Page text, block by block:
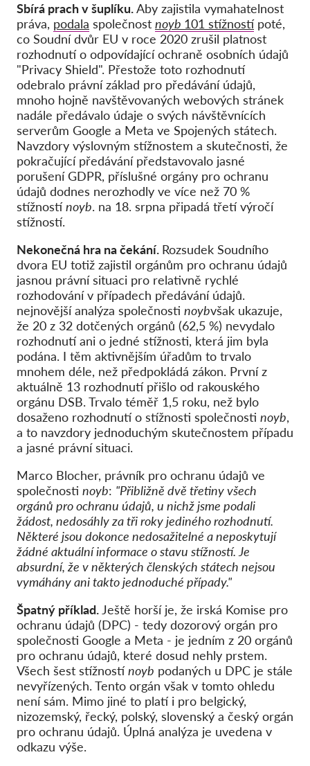
Sbírá prach v šuplíku.Aby zajistila vymahatelnost
práva, podala společnost noyb 101 stížnostípoté,
co Soudní dvůr EU v roce 2020 zrušil platnost
rozhodnutí o odpovídající ochraně osobních údajů
"Privacy Shield". Přestože toto rozhodnutí
odebralo právní základ pro předávání údajů,
mnoho hojně navštěvovaných webových stránek
nadále předávalo údaje o svých návštěvnících
serverům Google a Meta ve Spojených státech.
Navzdory výslovným stížnostem a skutečnosti, že
pokračující předávání představovalo jasné
porušení GDPR, příslušné orgány pro ochranu
údajů dodnes nerozhodly ve více než 70 %
stížnostínoyb. na 18. srpna připadá třetí výročí
stížností.
Nekonečná hra na čekání. Rozsudek Soudního
dvora EU totiž zajistil orgánům pro ochranu údajů
jasnou právní situaci pro relativně rychlé
rozhodování v případech předávání údajů.
nejnovější analýza společnosti noybvšak ukazuje,
že 20 z 32 dotčených orgánů (62,5 %) nevydalo
rozhodnutí ani o jedné stížnosti, která jim byla
podána. I těm aktivnějším úřadům to trvalo
mnohem déle, než předpokládá zákon. První z
aktuálně 13 rozhodnutí přišlo od rakouského
orgánu DSB. Trvalo téměř 1,5 roku, než bylo
dosaženo rozhodnutí o stížnosti společnosti noyb,
a to navzdory jednoduchým skutečnostem případu
a jasné právní situaci.
Marco Blocher, právník pro ochranu údajů ve
společnosti noyb: "Přibližně dvě třetiny všech
orgánů pro ochranu údajů, u nichž jsme podali
žádost, nedosáhly za tři roky jediného rozhodnutí.
Některé jsou dokonce nedosažitelné a neposkytují
žádné aktuální informace o stavu stížností. Je
absurdní, že v některých členských státech nejsou
vymáhány ani takto jednoduché případy."
Špatný příklad. Ještě horší je, že irská Komise pro
ochranu údajů (DPC) - tedy dozorový orgán pro
společnosti Google a Meta - je jedním z 20 orgánů
pro ochranu údajů, které dosud nehly prstem.
Všech šest stížnostínoyb podaných u DPC je stále
nevyřízených. Tento orgán však v tomto ohledu
není sám. Mimo jiné to platí i pro belgický,
nizozemský, řecký, polský, slovenský a český orgán
pro ochranu údajů. Úplná analýza je uvedena v
odkazu výše.